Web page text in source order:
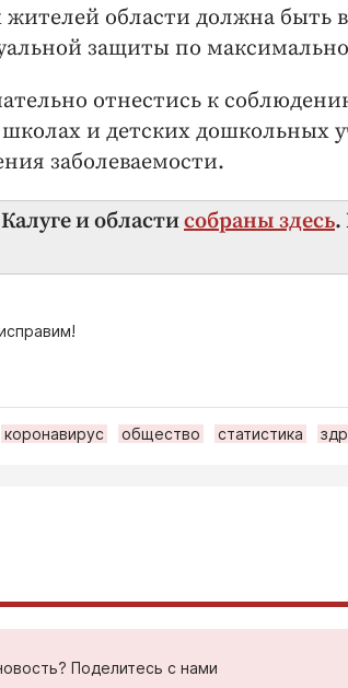
области должна быть
защиты по
отнестись к
и детских дошкольных
заболеваемости.
и областисобраны здесь.
коронавирус общество статистика
Поделитесь с нами